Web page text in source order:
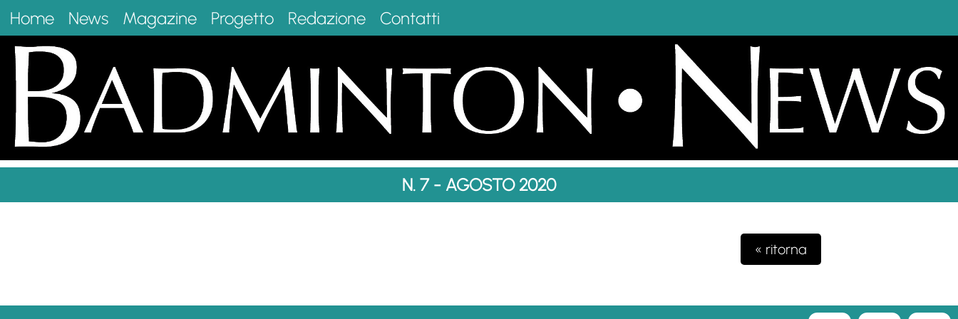
Home News Magazine Progetto Redazione Contatti
N. 7 - AGOSTO 2020
« ritorna